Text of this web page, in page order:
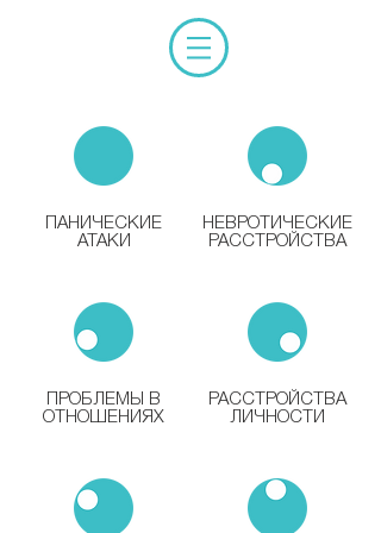
ПАНИЧЕСКИЕ
АТАКИ
ПРОБЛЕМЫ В
ОТНОШЕНИЯХ
НЕВРОТИЧЕСКИЕ
РАССТРОЙСТВА
РАССТРОЙСТВА
ЛИЧНОСТИ